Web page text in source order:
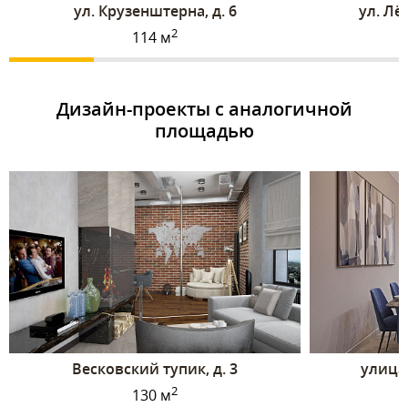
ул. Крузенштерна, д. 6
114 м2
ул.
Дизайн-проекты с аналогичной
площадью
Весковский тупик, д. 3
130 м2
улица